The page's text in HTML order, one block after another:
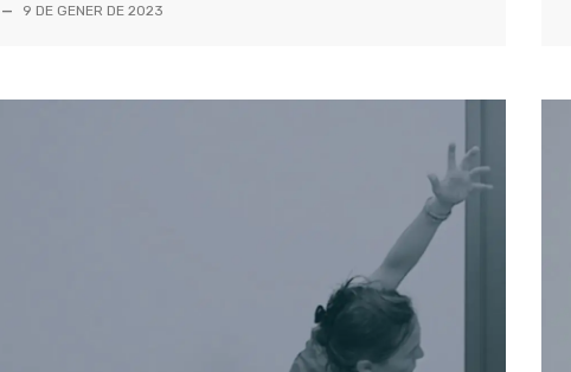
— 9 DE GENER DE 2023